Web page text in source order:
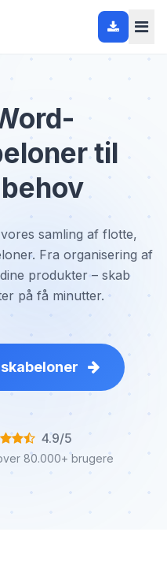
til
samling af flotte,
Fra organisering af
produkter – skab
på få minutter.
4.9/5
80.000+ brugere